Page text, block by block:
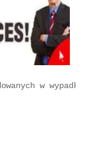
w wypadku